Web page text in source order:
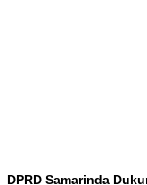
DPRD Samarinda